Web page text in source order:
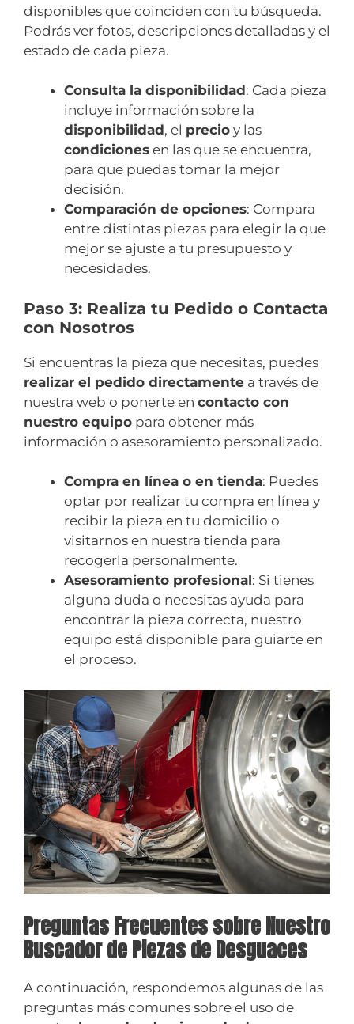
disponibles que coinciden con tu búsqueda.
Podrás ver fotos, descripciones detalladas y el
estado de cada pieza.
Consulta la disponibilidad: Cada pieza
incluye información sobre la
disponibilidad, el precio y las
condiciones en las que se encuentra,
para que puedas tomar la mejor
decisión.
Comparación de opciones: Compara
entre distintas piezas para elegir la que
mejor se ajuste a tu presupuesto y
necesidades.
Paso 3: Realiza tu Pedido o Contacta
con Nosotros
Si encuentras la pieza que necesitas, puedes
realizar el pedido directamente a través de
nuestra web o ponerte en contacto con
nuestro equipo para obtener más
información o asesoramiento personalizado.
Compra en línea o en tienda: Puedes
optar por realizar tu compra en línea y
recibir la pieza en tu domicilio o
visitarnos en nuestra tienda para
recogerla personalmente.
Asesoramiento profesional: Si tienes
alguna duda o necesitas ayuda para
encontrar la pieza correcta, nuestro
equipo está disponible para guiarte en
el proceso.
Preguntas Frecuentes sobre Nuestro
Buscador de Piezas de Desguaces
A continuación, respondemos algunas de las
preguntas más comunes sobre el uso de